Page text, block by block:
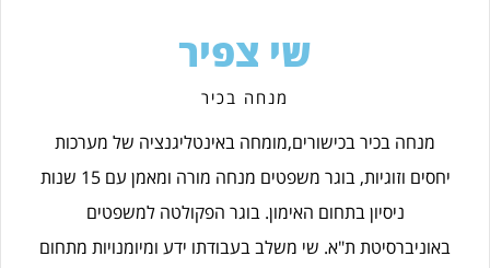
שי צפיר
מנחה בכיר
מנחה בכיר בכישורים,מומחה באינטליגנציה של מערכות
יחסים וזוגיות, בוגר משפטים מנחה מורה ומאמן עם 15 שנות
ניסיון בתחום האימון. בוגר הפקולטה למשפטים
באוניברסיטת ת"א. שי משלב בעבודתו ידע ומיומנויות מתחום